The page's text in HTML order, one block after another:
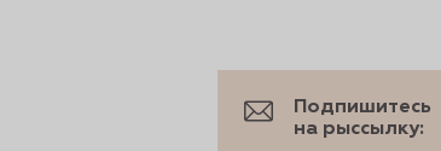
Подпишитесь
на рыссылку: